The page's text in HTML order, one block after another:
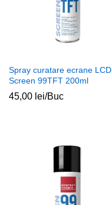
Spray curatare ecrane LCD
Screen 99TFT 200ml
45,00 lei/Buc